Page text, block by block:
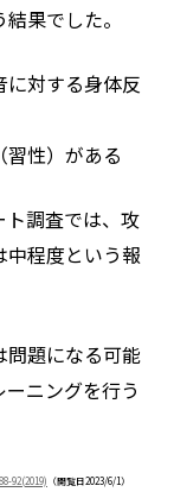
果でした。
対する身体反
性）がある
ト調査では、攻
程度という報
問題になる可能
ニングを行う
92(2019) （閲覧日2023/6/1）